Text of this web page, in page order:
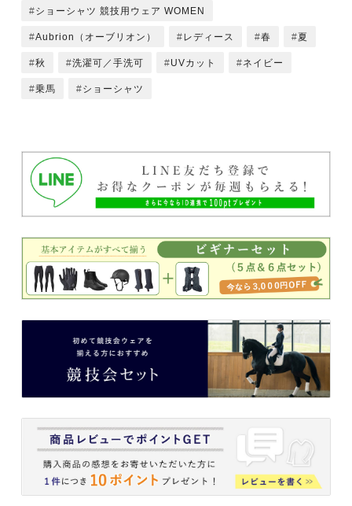
ショーシャツ 競技用ウェア WOMEN
Aubrion（オーブリオン） レディース 春 夏
秋 洗濯可／手洗可 UVカット ネイビー
乗馬 ショーシャツ